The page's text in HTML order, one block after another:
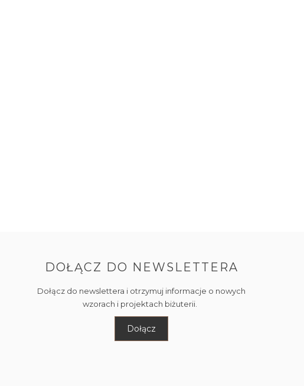
DOŁĄCZ DO NEWSLETTERA
Dołącz do newslettera i otrzymuj informacje o nowych
wzorach i projektach biżuterii.
Dołącz